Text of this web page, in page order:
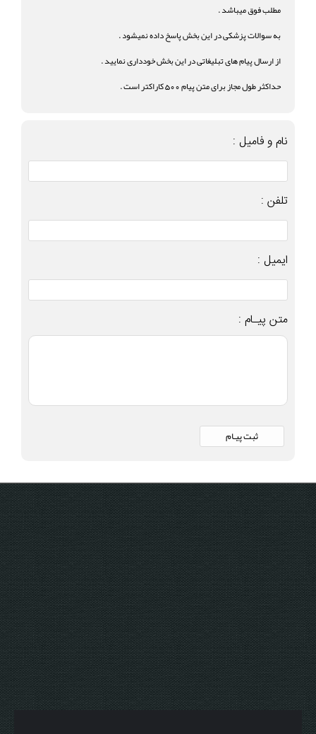
مطلب فوق میباشد .
به سوالات پزشکی در این بخش پاسخ داده نمیشود .
از ارسال پیام های تبلیغاتی در این بخش خودداری نمایید .
حداکثر طول مجاز برای متن پیام 500 کاراکتر است .
نام و فامیل :
تلفن :
ایمیل :
متن پیـام :